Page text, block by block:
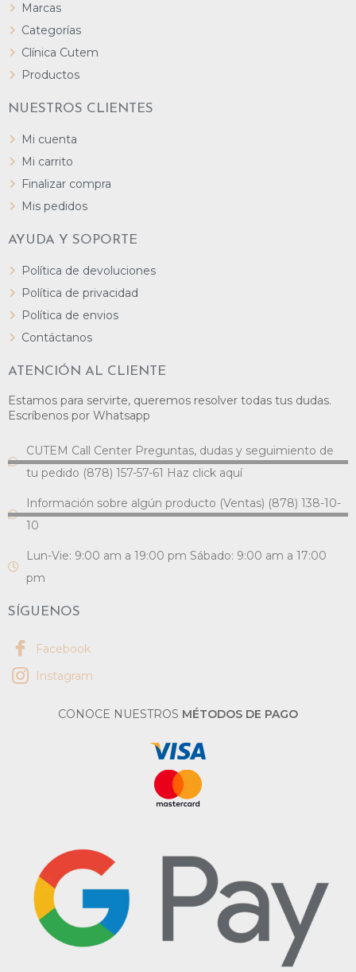
Marcas
Categorías
Clínica Cutem
Productos
NUESTROS CLIENTES
Mi cuenta
Mi carrito
Finalizar compra
Mis pedidos
AYUDA Y SOPORTE
Política de devoluciones
Política de privacidad
Política de envios
Contáctanos
ATENCIÓN AL CLIENTE
Estamos para servirte, queremos resolver todas tus dudas.
Escríbenos por Whatsapp
CUTEM Call Center Preguntas, dudas y seguimiento de
tu pedido (878) 157-57-61 Haz click aquí
Información sobre algún producto (Ventas) (878) 138-10-
10
Lun-Vie: 9:00 am a 19:00 pm Sábado: 9:00 am a 17:00
pm
SÍGUENOS
Facebook
Instagram
CONOCE NUESTROS MÉTODOS DE PAGO